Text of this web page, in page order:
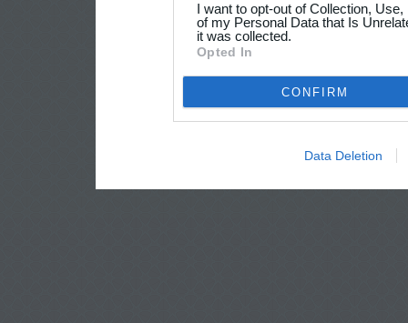
I want to opt-out of Collection,
of my Personal Data that Is
it was collected.
Opted In
CONFIRM
Data Deletion